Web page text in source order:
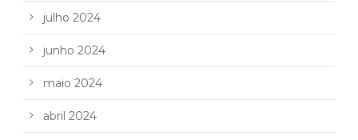
julho 2024
junho 2024
maio 2024
abril 2024